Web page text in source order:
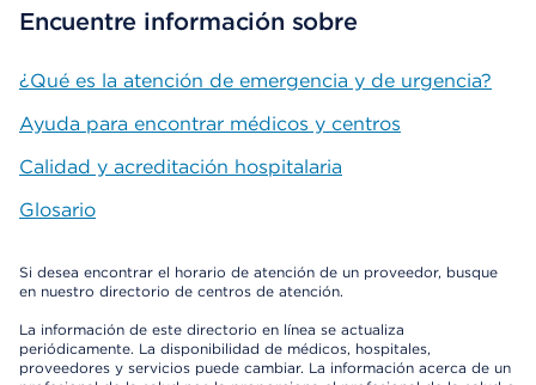
Encuentre información sobre
¿Qué es la atención de emergencia y de urgencia?
Ayuda para encontrar médicos y centros
Calidad y acreditación hospitalaria
Glosario
Si desea encontrar el horario de atención de un proveedor, busque
en nuestro directorio de centros de atención.
La información de este directorio en línea se actualiza
periódicamente. La disponibilidad de médicos, hospitales,
proveedores y servicios puede cambiar. La información acerca de un